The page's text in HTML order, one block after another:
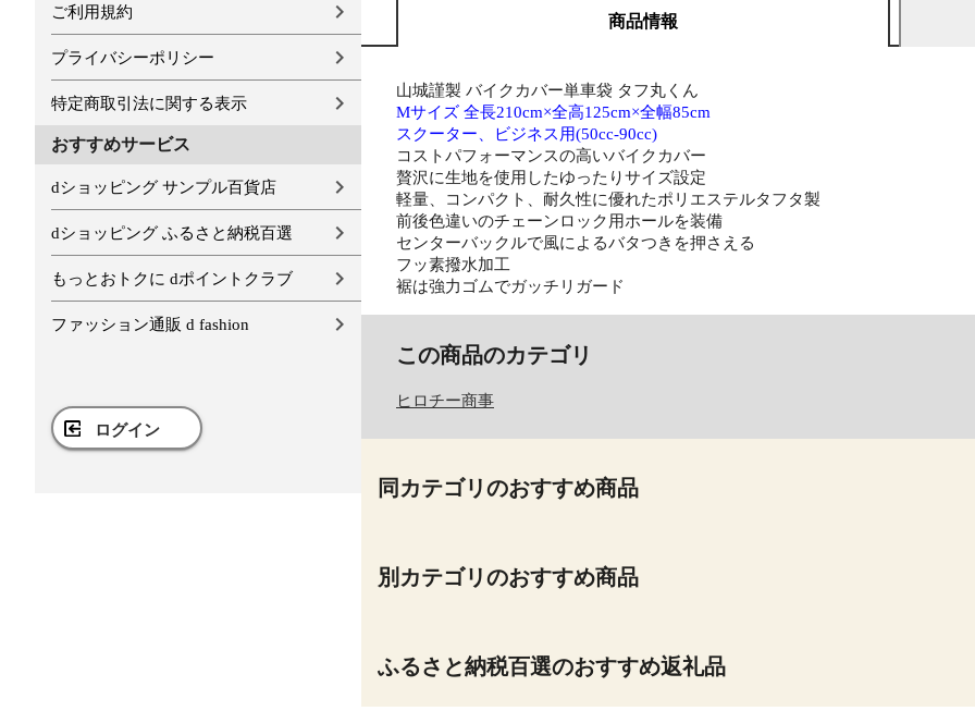
ご利用規約
プライバシーポリシー
特定商取引法に関する表示
おすすめサービス
dショッピング サンプル百貨店
dショッピング ふるさと納税百選
もっとおトクに dポイントクラブ
ファッション通販 d fashion
ログイン
商品情報
山城謹製 バイクカバー単車袋 タフ丸くん
Mサイズ 全長210cm×全高125cm×全幅85cm
スクーター、ビジネス用(50cc-90cc)
コストパフォーマンスの高いバイクカバー
贅沢に生地を使用したゆったりサイズ設定
軽量、コンパクト、耐久性に優れたポリエステルタフタ製
前後色違いのチェーンロック用ホールを装備
センターバックルで風によるバタつきを押さえる
フッ素撥水加工
裾は強力ゴムでガッチリガード
この商品のカテゴリ
ヒロチー商事
同カテゴリのおすすめ商品
別カテゴリのおすすめ商品
ふるさと納税百選のおすすめ返礼品